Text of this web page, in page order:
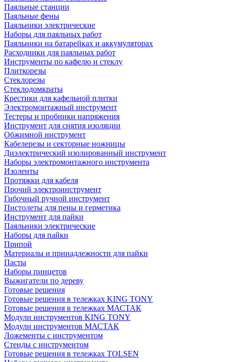
Паяльные станции
Паяльные фены
Паяльники электрические
Наборы для паяльных работ
Паяльники на батарейках и аккумуляторах
Расходники для паяльных работ
Инструменты по кафелю и стеклу
Плиткорезы
Стеклорезы
Стеклодомкраты
Крестики для кафельной плитки
Электромонтажный инструмент
Тестеры и пробники напряжения
Инструмент для снятия изоляции
Обжимной инструмент
Кабелерезы и секторные ножницы
Диэлектрический изолированный инструмент
Наборы электромонтажного инструмента
Изоленты
Протяжки для кабеля
Прочий электроинструмент
Гибочный ручной инструмент
Пистолеты для пены и герметика
Инструмент для пайки
Паяльники электрические
Наборы для пайки
Припой
Материалы и принадлежности для пайки
Пасты
Наборы пинцетов
Выжигатели по дереву
Готовые решения
Готовые решения в тележках KING TONY
Готовые решения в тележках МАСТАК
Модули инструментов KING TONY
Модули инструментов МАСТАК
Ложементы с инструментом
Стенды с инструментом
Готовые решения в тележках TOLSEN